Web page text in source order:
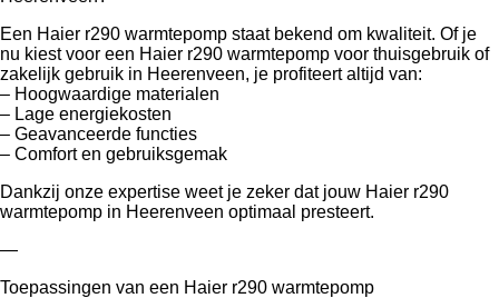
Een Haier r290 warmtepomp staat bekend om kwaliteit. Of je
nu kiest voor een Haier r290 warmtepomp voor thuisgebruik of
zakelijk gebruik in Heerenveen, je profiteert altijd van:
– Hoogwaardige materialen
– Lage energiekosten
– Geavanceerde functies
– Comfort en gebruiksgemak
Dankzij onze expertise weet je zeker dat jouw Haier r290
warmtepomp in Heerenveen optimaal presteert.
—
Toepassingen van een Haier r290 warmtepomp